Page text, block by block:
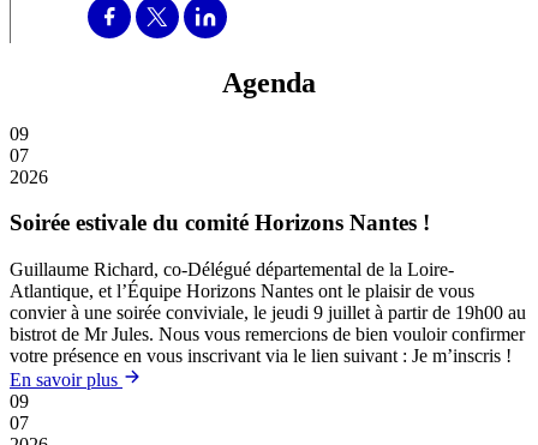
Agenda
09
07
2026
Soirée estivale du comité Horizons Nantes !
Guillaume Richard, co-Délégué départemental de la Loire-
Atlantique, et l’Équipe Horizons Nantes ont le plaisir de vous
convier à une soirée conviviale, le jeudi 9 juillet à partir de 19h00 au
bistrot de Mr Jules. Nous vous remercions de bien vouloir confirmer
votre présence en vous inscrivant via le lien suivant : Je m’inscris !
En savoir plus
09
07